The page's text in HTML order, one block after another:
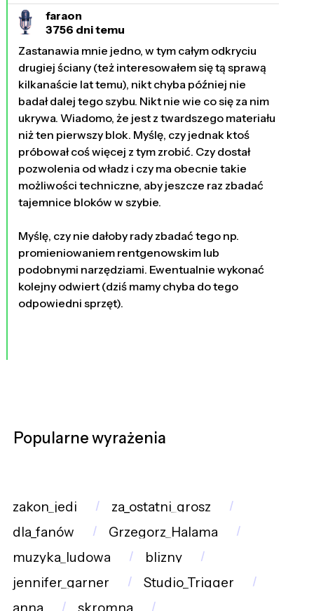
faraon
3756 dni temu
Zastanawia mnie jedno, w tym całym odkryciu
drugiej ściany (też interesowałem się tą sprawą
kilkanaście lat temu), nikt chyba później nie
badał dalej tego szybu. Nikt nie wie co się za nim
ukrywa. Wiadomo, że jest z twardszego materiału
niż ten pierwszy blok. Myślę, czy jednak ktoś
próbował coś więcej z tym zrobić. Czy dostał
pozwolenia od władz i czy ma obecnie takie
możliwości techniczne, aby jeszcze raz zbadać
tajemnice bloków w szybie.
Myślę, czy nie dałoby rady zbadać tego np.
promieniowaniem rentgenowskim lub
podobnymi narzędziami. Ewentualnie wykonać
kolejny odwiert (dziś mamy chyba do tego
odpowiedni sprzęt).
Popularne wyrażenia
zakon_jedi
za_ostatni_grosz
dla_fanów
Grzegorz_Halama
muzyka_ludowa
blizny
jennifer_garner
Studio_Trigger
anna
skromna